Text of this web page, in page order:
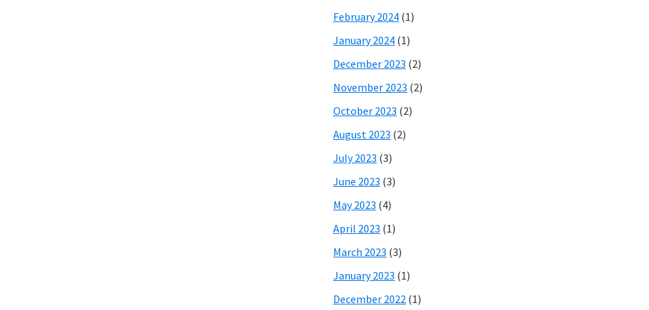
February 2024 (1)
January 2024 (1)
December 2023 (2)
November 2023 (2)
October 2023 (2)
August 2023 (2)
July 2023 (3)
June 2023 (3)
May 2023 (4)
April 2023 (1)
March 2023 (3)
January 2023 (1)
December 2022 (1)